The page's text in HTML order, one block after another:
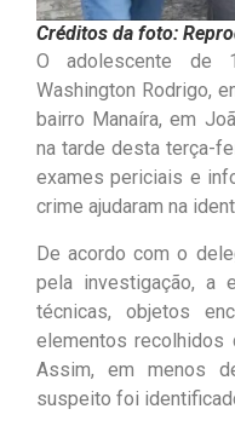
Créditos da foto:
O adolescente de
Washington Rodrigo,
bairro Manaíra, em
na tarde desta terça-
exames periciais e
crime ajudaram na
De acordo com o
pela investigação, a
técnicas, objetos
elementos recolhidos
Assim, em menos
suspeito foi